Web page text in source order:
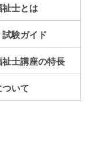
祉士とは
試験ガイド
祉士講座の特長
ついて